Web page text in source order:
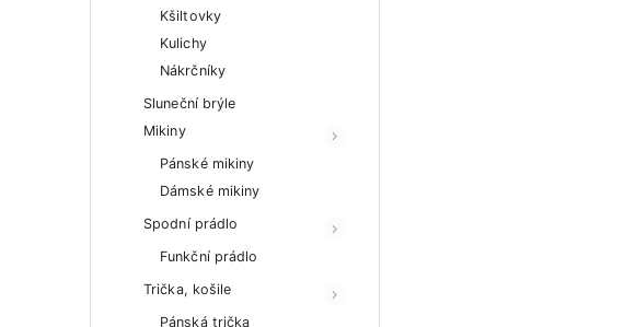
Kšiltovky
Kulichy
Nákrčníky
Sluneční brýle
Mikiny
Pánské mikiny
Dámské mikiny
Spodní prádlo
Funkční prádlo
Trička, košile
Pánská trička